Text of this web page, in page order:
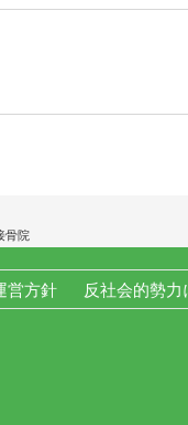
骨院
営方針 反社会的勢